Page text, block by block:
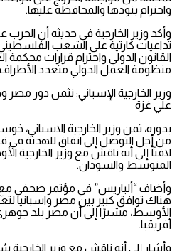
واحترام بنودها والمحافظة عليها.
وأكد وزير الخارجية في حديثه أن
تداعيات كارثية على الشعب
القانون الدولي واحترام قرارات محكمة
منظومة العمل الدولي متعدد
وزير الخارجية الإسباني: نثمن دور
علي غزة
بدوره، ثمن وزير الخارجية الاسباني،
من أجل التوصل إلى اتفاق للهدنة في
لافتًأ إلى أنه ناقش مع وزير الخارجية
المتوسط والسودان.
وأضاف “ألباريس” في مؤتمر صحفي
هناك توافق كبير بين مصر واسبانيا
الأوسط، مشيرًا إلى أن مصر بلد
أفريقيا.
وأشار إلى أنه ناقش مع وزير الخارجية